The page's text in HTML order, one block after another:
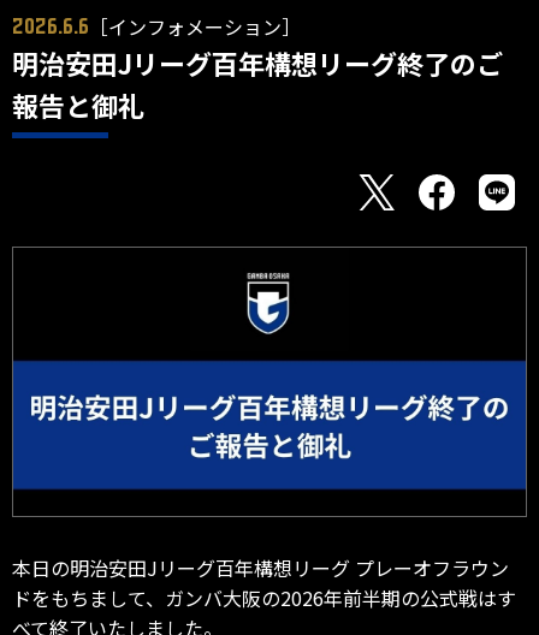
2026.6.6 ［インフォメーション］
明治安田Jリーグ百年構想リーグ終了のご
報告と御礼
本日の明治安田Jリーグ百年構想リーグ プレーオフラウン
ドをもちまして、ガンバ大阪の2026年前半期の公式戦はす
べて終了いたしました。